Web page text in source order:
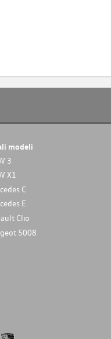
modeli
3
X1
C
E
Clio
5008